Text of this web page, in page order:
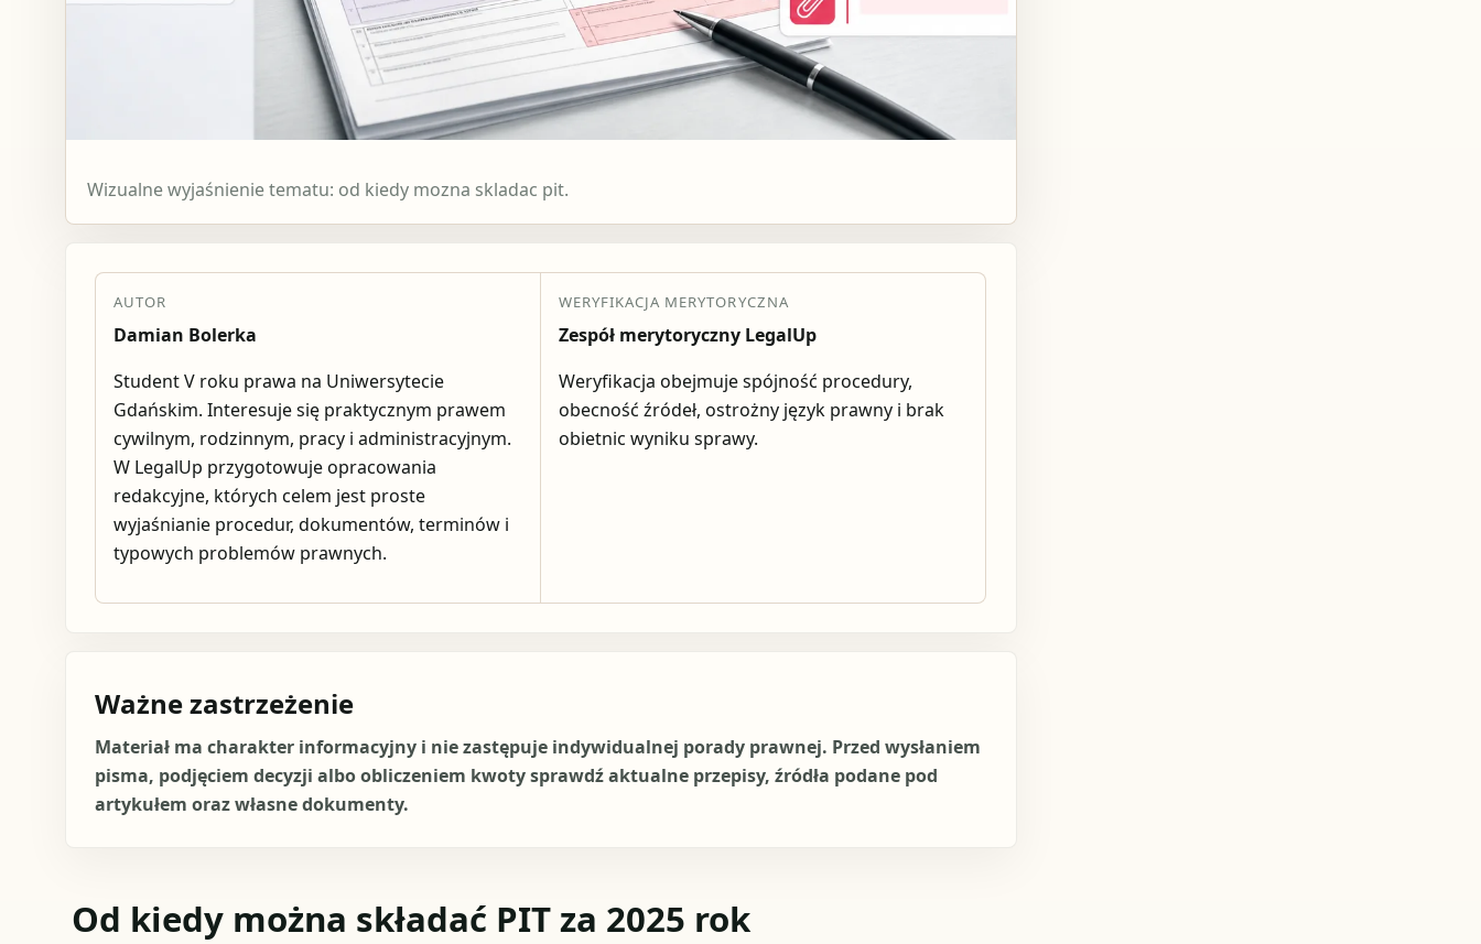
Wizualne wyjaśnienie tematu: od kiedy mozna skladac pit.
AUTOR
Damian Bolerka
Student V roku prawa na Uniwersytecie
Gdańskim. Interesuje się praktycznym prawem
cywilnym, rodzinnym, pracy i administracyjnym.
W LegalUp przygotowuje opracowania
redakcyjne, których celem jest proste
wyjaśnianie procedur, dokumentów, terminów i
typowych problemów prawnych.
WERYFIKACJA MERYTORYCZNA
Zespół merytoryczny LegalUp
Weryfikacja obejmuje spójność procedury,
obecność źródeł, ostrożny język prawny i brak
obietnic wyniku sprawy.
Ważne zastrzeżenie
Materiał ma charakter informacyjny i nie zastępuje indywidualnej porady prawnej. Przed wysłaniem
pisma, podjęciem decyzji albo obliczeniem kwoty sprawdź aktualne przepisy, źródła podane pod
artykułem oraz własne dokumenty.
Od kiedy można składać PIT za 2025 rok